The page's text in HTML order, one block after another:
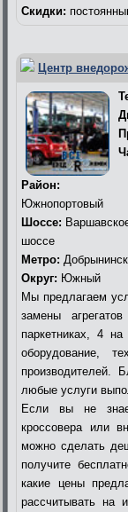
Скидки:
Центр
Район:
Южнопортовый
Шоссе:
шоссе
Метро:
Округ: Южный
Мы предлагаем
замены
паркетниках, 4
оборудование,
производителей.
любые услуги
Если вы не
кроссовера или
можно сделать
получите
какие цены
рассчитывать на